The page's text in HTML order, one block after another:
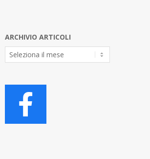
ARCHIVIO ARTICOLI
Archivio
Articoli